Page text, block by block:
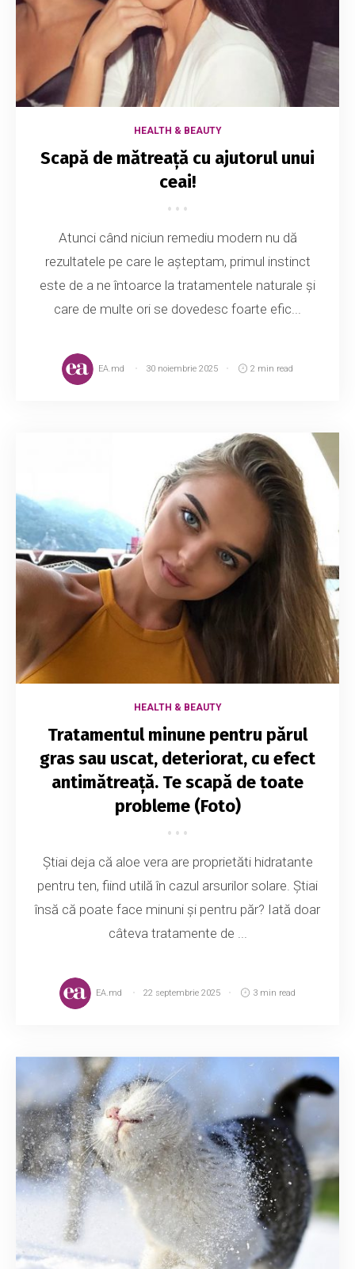
HEALTH & BEAUTY
Scapă de mătreață cu ajutorul unui
ceai!
Atunci când niciun remediu modern nu dă
rezultatele pe care le aşteptam, primul instinct
este de a ne întoarce la tratamentele naturale şi
care de multe ori se dovedesc foarte efic...
EA.md 30 noiembrie 2025 2 min read
HEALTH & BEAUTY
Tratamentul minune pentru părul
gras sau uscat, deteriorat, cu efect
antimătreață. Te scapă de toate
probleme (Foto)
Știai deja că aloe vera are proprietăti hidratante
pentru ten, fiind utilă în cazul arsurilor solare. Știai
însă că poate face minuni și pentru păr? Iată doar
câteva tratamente de ...
EA.md 22 septembrie 2025 3 min read